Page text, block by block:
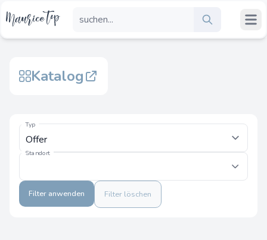
Katalog
Typ
Standort
Filter anwenden Filter löschen